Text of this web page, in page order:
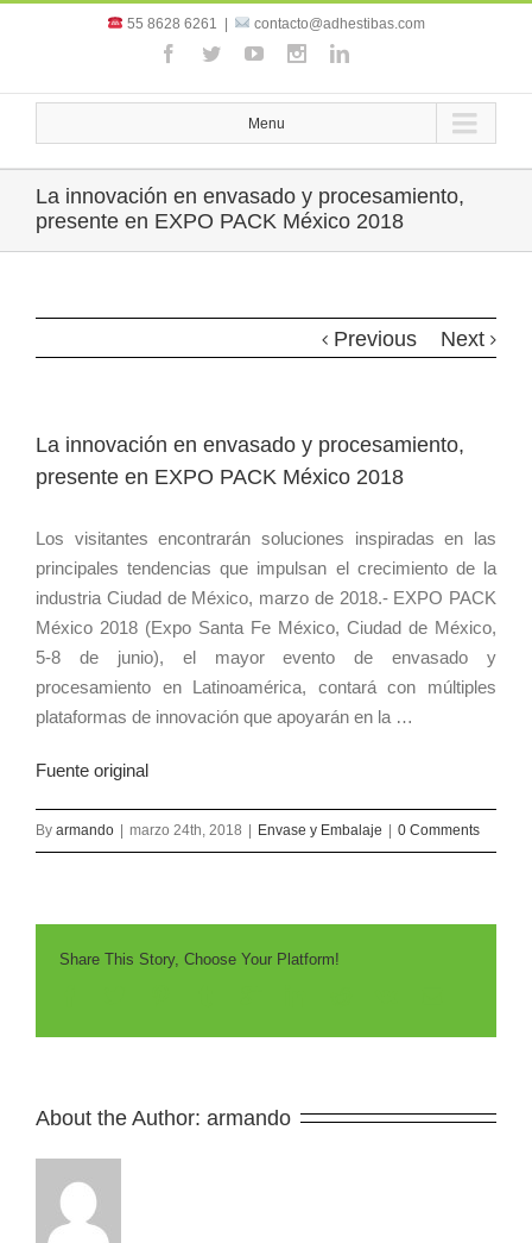
55 8628 6261 contacto@adhestibas.com
Menu
La innovación en envasado y procesamiento,
presente en EXPO PACK México 2018
Previous Next
La innovación en envasado y procesamiento,
presente en EXPO PACK México 2018
Los visitantes encontrarán soluciones inspiradas en las
principales tendencias que impulsan el crecimiento de la
industria Ciudad de México, marzo de 2018.- EXPO PACK
México 2018 (Expo Santa Fe México, Ciudad de México,
5-8 de junio), el mayor evento de envasado y
procesamiento en Latinoamérica, contará con múltiples
plataformas de innovación que apoyarán en la …
Fuente original
By armando marzo 24th, 2018 Envase y Embalaje 0 Comments
Share This Story, Choose Your Platform!
About the Author: armando